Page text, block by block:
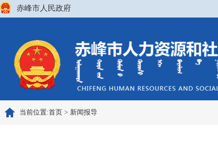
赤峰市人民政府
当前位置:首页 > 新闻报导